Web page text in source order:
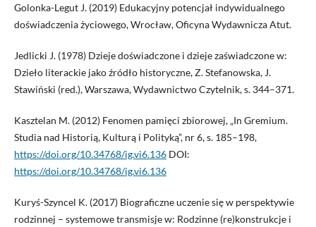
Golonka-Legut J. (2019) Edukacyjny potencjał indywidualnego
doświadczenia życiowego, Wrocław, Oficyna Wydawnicza Atut.
Jedlicki J. (1978) Dzieje doświadczone i dzieje zaświadczone w:
Dzieło literackie jako źródło historyczne, Z. Stefanowska, J.
Stawiński (red.), Warszawa, Wydawnictwo Czytelnik, s. 344–371.
Kasztelan M. (2012) Fenomen pamięci zbiorowej, „In Gremium.
Studia nad Historią, Kulturą i Polityką”, nr 6, s. 185–198,
https://doi.org/10.34768/ig.vi6.136DOI:
https://doi.org/10.34768/ig.vi6.136
Kuryś-Szyncel K. (2017) Biograficzne uczenie się w perspektywie
rodzinnej – systemowe transmisje w: Rodzinne (re)konstrukcje i